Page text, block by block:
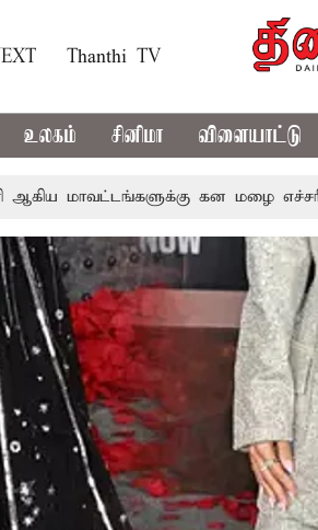
Thanthi TV
உலகம் சினிமா விளையாட்டு
கன மழை எச்சரிக்கை